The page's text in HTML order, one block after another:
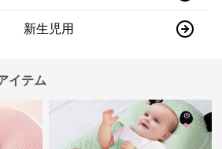
新生児用
イテム